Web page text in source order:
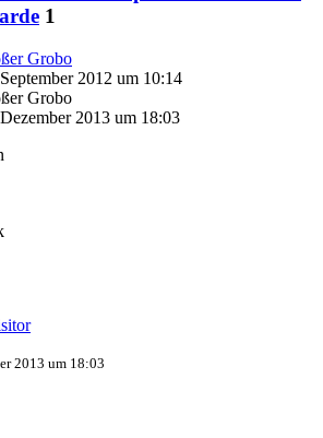
1
Grobo
2012 um 10:14
Grobo
2013 um 18:03
2013 um 18:03